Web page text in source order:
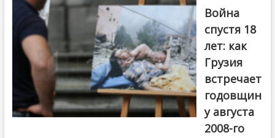
года. Фото:
Первый канал
Война
спустя 18
лет: как
Грузия
встречает
годовщин
у августа
2008-го